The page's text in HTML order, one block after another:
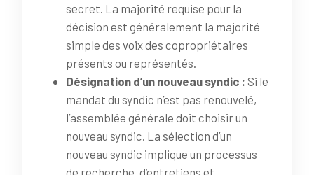
secret. La majorité requise pour la
décision est généralement la majorité
simple des voix des copropriétaires
présents ou représentés.
Désignation d’un nouveau syndic : Si le
mandat du syndic n’est pas renouvelé,
l’assemblée générale doit choisir un
nouveau syndic. La sélection d’un
nouveau syndic implique un processus
de recherche, d’entretiens et